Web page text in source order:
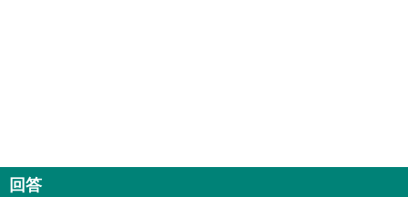
回答